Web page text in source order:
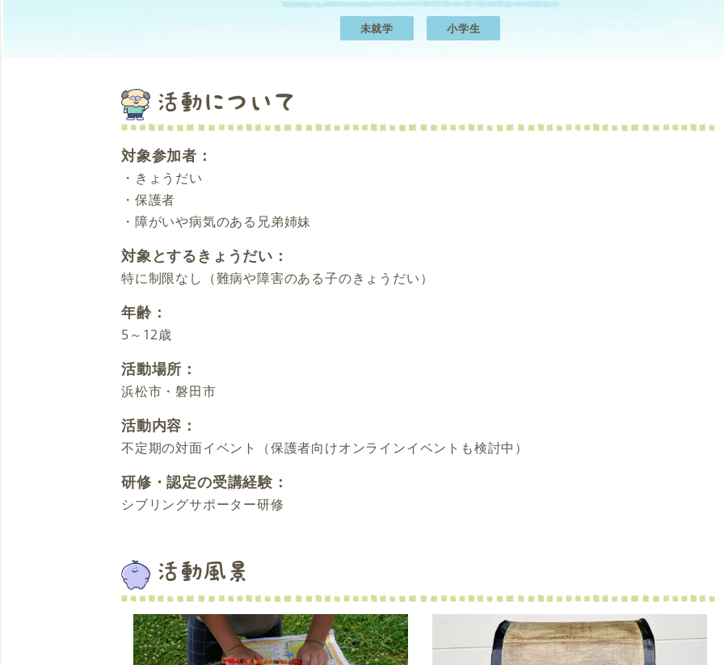
未就学 小学生
活動について
対象参加者：
・きょうだい
・保護者
・障がいや病気のある兄弟姉妹
対象とするきょうだい：
特に制限なし（難病や障害のある子のきょうだい）
年齢：
5～12歳
活動場所：
浜松市・磐田市
活動内容：
不定期の対面イベント（保護者向けオンラインイベントも検討中）
研修・認定の受講経験：
シブリングサポーター研修
活動風景